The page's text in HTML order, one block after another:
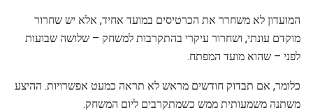
המועדון לא משחרר את הכרטיסים במועד אחיד, אלא יש שחרור
מוקדם עונתי, ושחרור עיקרי בהתקרבות למשחק – שלושה שבועות
לפני – שהוא מועד המפתח.
כלומר, אם תבדוק חודשים מראש לא תראה כמעט אפשרויות. ההיצע
משתנה משמעותית ממש כשמתקרבים ליום המשחק.